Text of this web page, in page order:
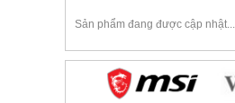
Sản phẩm đang được cập nhật.....